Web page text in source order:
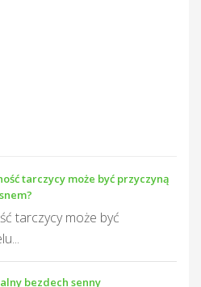
tarczycy może być przyczyną
tarczycy może być
bezdech senny